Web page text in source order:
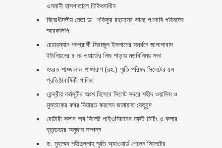
ওসমানী হাসপাতালে চিকিৎসাধীন
বিরোধীদলীয় নেতা ডা. শফিকুর রহমানের কাছে গণদাবি পরিষদের
স্মারকলিপি ‎
চেয়ারম্যান পদপ্রার্থী সিরাজুল ইসলামের সমর্থনে জালালাবাদ
ইউনিয়নের ৪ নং ওয়ার্ডের নিজ পাড়ায় মতবিনিময় সভা
হযরত শাহ্জালাল-শাহ্পরাণ (রহ.) স্মৃতি পরিষদ সিলেটের ৫ম
প্রতিষ্ঠাবার্ষিকী পালিত ‎​
কেন্দ্রীয় কর্মসূচীর অংশ হিসেবে সিলেট সদরে শহীদ ওয়াসিম ও
মুস্তাকের কবর যিয়ারত করলেন জামায়াত নেতৃবৃন্দ ‎
রোটারী ক্লাব অব সিলেট পাইওনিয়ারের ফাস্ট মিটিং ও কলার
হ্যান্ডভার অনুষ্ঠান সম্পন্ন
ড. মুহাম্মদ শহীদুল্লাহ স্মৃতি অ্যাওয়ার্ড পেলেন সিলেটের